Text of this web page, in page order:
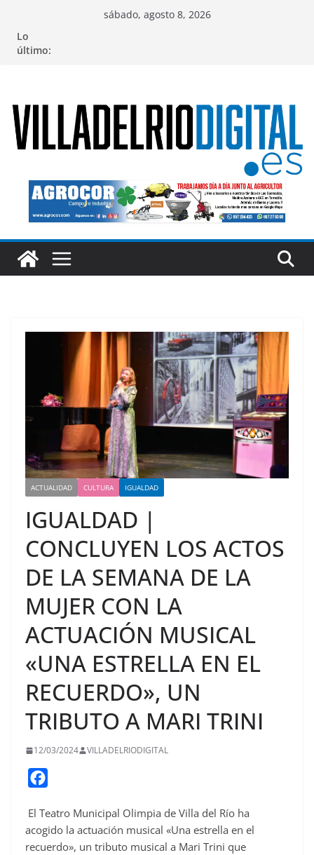
contenido
sábado, agosto 8, 2026
Lo
último:
ACTUALIDAD CULTURA IGUALDAD
IGUALDAD |
CONCLUYEN LOS ACTOS
DE LA SEMANA DE LA
MUJER CON LA
ACTUACIÓN MUSICAL
«UNA ESTRELLA EN EL
RECUERDO», UN
TRIBUTO A MARI TRINI
12/03/2024 VILLADELRIODIGITAL
c
e
El Teatro Municipal Olimpia de Villa del Río ha
acogido la actuación musical «Una estrella en el
recuerdo», un tributo musical a Mari Trini que